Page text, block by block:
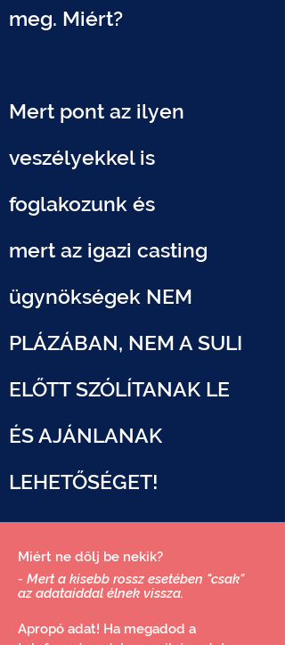
meg. Miért?
Mert pont az ilyen
veszélyekkel is
foglakozunk és
mert az igazi casting
ügynökségek NEM
PLÁZÁBAN, NEM A SULI
ELŐTT SZÓLÍTANAK LE
ÉS AJÁNLANAK
LEHETŐSÉGET!
Miért ne dőlj be nekik?
- Mert a kisebb rossz esetében "csak"
az adataiddal élnek vissza.
Apropó adat! Ha megadod a